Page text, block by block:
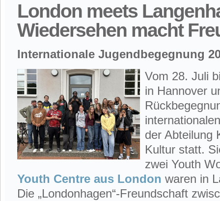
London meets
Wiedersehen macht
Internationale Jugendbegegnung
Vom 28. Juli
in Hannover
der Abteilung
Kultur statt.
zwei Youth
Youth Centre aus London waren in
Die „Londonhagen“-Freundschaft